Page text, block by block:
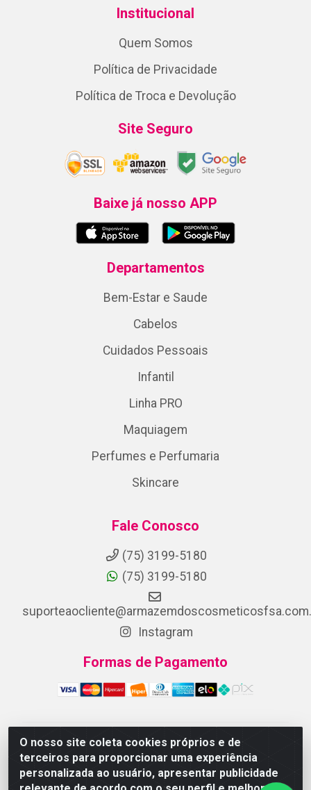
O nosso site coleta cookies próprios e de
terceiros para proporcionar uma experiência
personalizada ao usuário, apresentar publicidade
Institucional
Quem Somos
Política de Privacidade
Política de Troca e Devolução
Site Seguro
Baixe já nosso APP
Departamentos
Bem-Estar e Saude
Cabelos
Cuidados Pessoais
Infantil
Linha PRO
Maquiagem
Perfumes e Perfumaria
Skincare
Fale Conosco
(75) 3199-5180
(75) 3199-5180
Instagram
Formas de Pagamento
ARMAZEM DOS COSMETICOS DISTRIBUIDORA LTDA -
Av.Transnordestina, 2222 - Parque Ipê, Feira de
Santana/BA - CEP 44.054-008 - CNPJ 07.246.802/0001-
25